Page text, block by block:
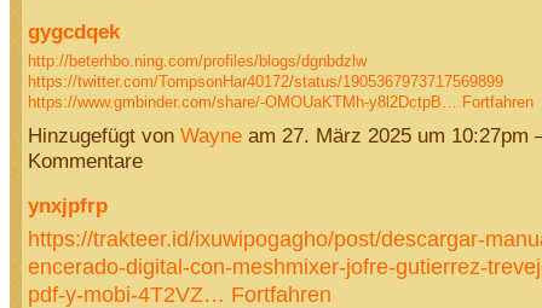
gygcdqek
http://beterhbo.ning.com/profiles/blogs/dgnbdzlw
https://twitter.com/TompsonHar40172/status/1905367973717569899
https://www.gmbinder.com/share/-OMOUaKTMh-y8l2DctpB…
Fortfahren
Hinzugefügt von Wayneam 27. März 2025 um 10:27pm
Kommentare
ynxjpfrp
https://trakteer.id/ixuwipogagho/post/descargar-
encerado-digital-con-meshmixer-jofre-gutierrez-
pdf-y-mobi-4T2VZ… Fortfahren